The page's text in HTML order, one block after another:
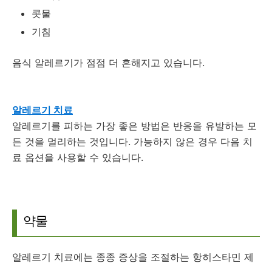
콧물
기침
음식 알레르기가 점점 더 흔해지고 있습니다.
알레르기 치료
알레르기를 피하는 가장 좋은 방법은 반응을 유발하는 모
든 것을 멀리하는 것입니다. 가능하지 않은 경우 다음 치
료 옵션을 사용할 수 있습니다.
약물
알레르기 치료에는 종종 증상을 조절하는 항히스타민 제